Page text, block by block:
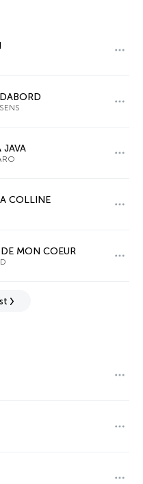
JAVA
COLLINE
MON COEUR